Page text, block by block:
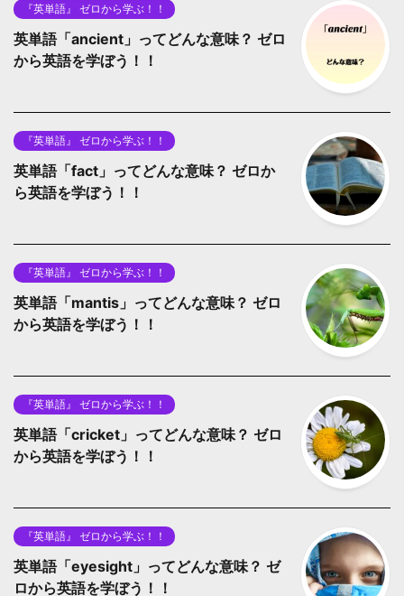
『英単語』 ゼロから学ぶ！！
英単語「ancient」ってどんな意味？ ゼロ
から英語を学ぼう！！
『英単語』 ゼロから学ぶ！！
英単語「fact」ってどんな意味？ ゼロか
ら英語を学ぼう！！
『英単語』 ゼロから学ぶ！！
英単語「mantis」ってどんな意味？ ゼロ
から英語を学ぼう！！
『英単語』 ゼロから学ぶ！！
英単語「cricket」ってどんな意味？ ゼロ
から英語を学ぼう！！
『英単語』 ゼロから学ぶ！！
英単語「eyesight」ってどんな意味？ ゼ
ロから英語を学ぼう！！